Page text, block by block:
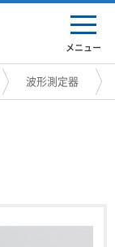
メニュー
波形測定器